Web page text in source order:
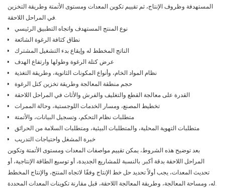
المستهدفة وظروف الإنتاج، ثم تقييم تكوين المعدات ومستوى الأتمتة وطريقة التخزين
في المراحل اللاحقة.
نوع المنتج المستهدف واتجاه التطبيق الرئيسي
نطاق كثافة الرغوة الشائعة
الناتج المخطط له وإيقاع بدء التشغيل المشترك
عرض كتلة الرغوة وطولها وارتفاع الهدف
نظام المواد الخام، وأنواع المكونات الثانوية، وطريقة التغذية
حجم منطقة المعالجة وطريقة تخزين كتل الرغوة
القدرة على معالجة القطع والتغليف والفرش والأثاث في المراحل اللاحقة
تخطيط المصنع، ومسار الخدمات اللوجستية، وحالة الممرات
متطلبات نظام التحكم، وتسجيل البيانات، والأتمتة
متطلبات التهوية المحلية، والمتطلبات البيئية، ومتطلبات السلامة من الحرائق
خبرة المشغل واحتياجات التدريب
بعد توضيح هذه الشروط، يمكن تقييم مواصفات المعدات ومستوى الأتمتة وتكوين
المراحل اللاحقة بدقة أكبر. بالنسبة للمشاريع الجديدة، أو توسيع الطاقة الإنتاجية، أو
تحديث المعدات، يجب أولاً تحديد حل خط الإنتاج وفقًا لاتجاه المنتج، والإنتاج المخطط
له، ومساحة المعالجة، وطريقة المعالجة اللاحقة، قبل مقارنة تكوينات المعدات المحددة.